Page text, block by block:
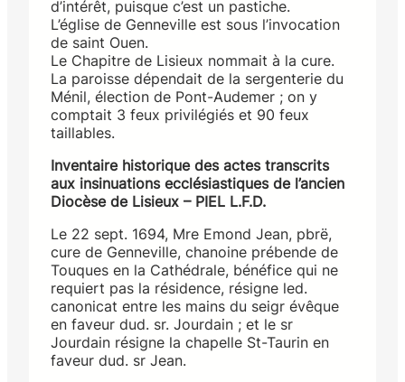
d’intérêt, puisque c’est un pastiche.
L’église de Genneville est sous l’invocation
de saint Ouen.
Le Chapitre de Lisieux nommait à la cure.
La paroisse dépendait de la sergenterie du
Ménil, élection de Pont-Audemer ; on y
comptait 3 feux privilégiés et 90 feux
taillables.
Inventaire historique des actes transcrits
aux insinuations ecclésiastiques de l’ancien
Diocèse de Lisieux – PIEL L.F.D.
Le 22 sept. 1694, Mre Emond Jean, pbrë,
cure de Genneville, chanoine prébende de
Touques en la Cathédrale, bénéfice qui ne
requiert pas la résidence, résigne led.
canonicat entre les mains du seigr évêque
en faveur dud. sr. Jourdain ; et le sr
Jourdain résigne la chapelle St-Taurin en
faveur dud. sr Jean.